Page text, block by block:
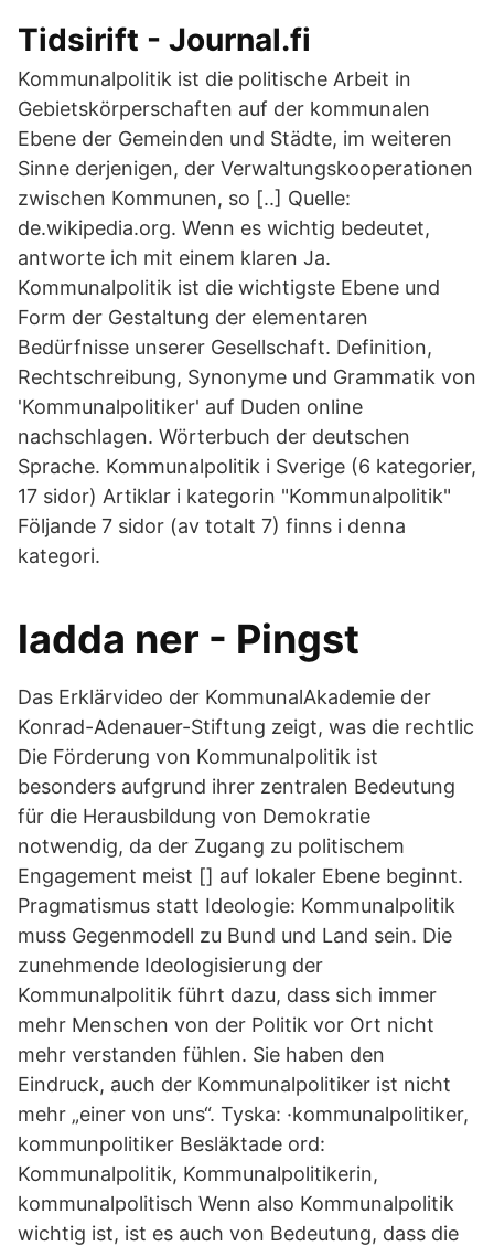
Tidsirift - Journal.fi
Kommunalpolitik ist die politische Arbeit in
Gebietskörperschaften auf der kommunalen
Ebene der Gemeinden und Städte, im weiteren
Sinne derjenigen, der Verwaltungskooperationen
zwischen Kommunen, so [..] Quelle:
de.wikipedia.org. Wenn es wichtig bedeutet,
antworte ich mit einem klaren Ja.
Kommunalpolitik ist die wichtigste Ebene und
Form der Gestaltung der elementaren
Bedürfnisse unserer Gesellschaft. Definition,
Rechtschreibung, Synonyme und Grammatik von
'Kommunalpolitiker' auf Duden online
nachschlagen. Wörterbuch der deutschen
Sprache. Kommunalpolitik i Sverige‎ (6 kategorier,
17 sidor) Artiklar i kategorin "Kommunalpolitik"
Följande 7 sidor (av totalt 7) finns i denna
kategori.
ladda ner - Pingst
Das Erklärvideo der KommunalAkademie der
Konrad-Adenauer-Stiftung zeigt, was die rechtlic
Die Förderung von Kommunalpolitik ist
besonders aufgrund ihrer zentralen Bedeutung
für die Herausbildung von Demokratie
notwendig, da der Zugang zu politischem
Engagement meist [] auf lokaler Ebene beginnt.
Pragmatismus statt Ideologie: Kommunalpolitik
muss Gegenmodell zu Bund und Land sein. Die
zunehmende Ideologisierung der
Kommunalpolitik führt dazu, dass sich immer
mehr Menschen von der Politik vor Ort nicht
mehr verstanden fühlen. Sie haben den
Eindruck, auch der Kommunalpolitiker ist nicht
mehr „einer von uns“. Tyska: ·kommunalpolitiker,
kommunpolitiker Besläktade ord:
Kommunalpolitik, Kommunalpolitikerin,
kommunalpolitisch Wenn also Kommunalpolitik
wichtig ist, ist es auch von Bedeutung, dass die